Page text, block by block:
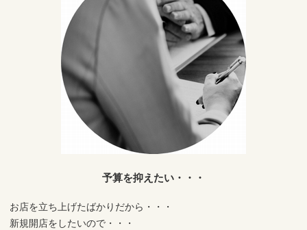
予算を抑えたい・・・
お店を立ち上げたばかりだから・・・
新規開店をしたいので・・・